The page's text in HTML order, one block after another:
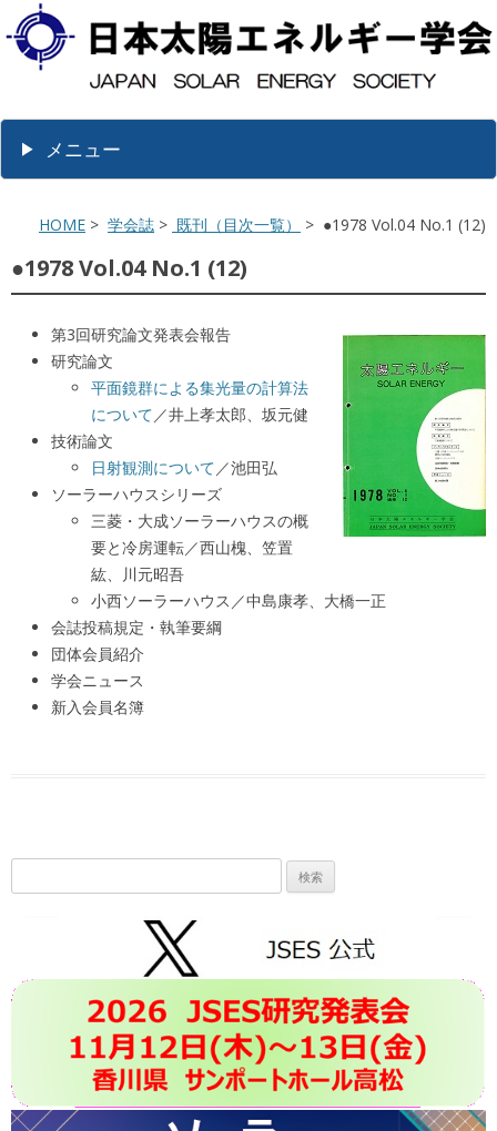
メニュー
HOME > 学会誌 > 既刊（目次一覧） > ●1978 Vol.04 No.1 (12)
●1978 Vol.04 No.1 (12)
第3回研究論文発表会報告
研究論文
平面鏡群による集光量の計算法
について／井上孝太郎、坂元健
技術論文
日射観測について／池田弘
ソーラーハウスシリーズ
三菱・大成ソーラーハウスの概
要と冷房運転／西山槐、笠置
紘、川元昭吾
小西ソーラーハウス／中島康孝、大橋一正
会誌投稿規定・執筆要綱
団体会員紹介
学会ニュース
新入会員名簿
索: